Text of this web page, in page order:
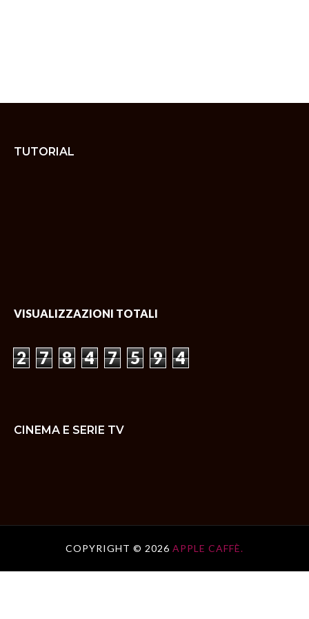
TUTORIAL
VISUALIZZAZIONI TOTALI
2 7 8 4 7 5 9 4
CINEMA E SERIE TV
COPYRIGHT © 2026 APPLE CAFFÈ.